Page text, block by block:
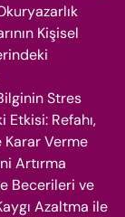
Kişisel
Stres
Etkisi: Refahı,
Karar Verme
Artırma
Becerileri ve
Azaltma ile